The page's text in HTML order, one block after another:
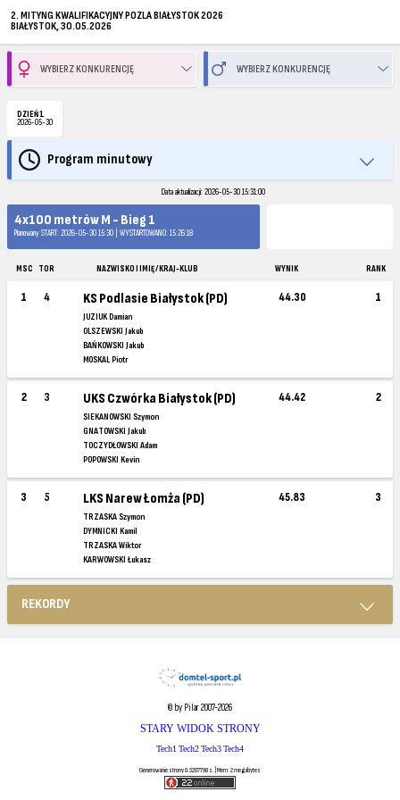
2. MITYNG KWALIFIKACYJNY POZLA BIAŁYSTOK 2026
BIAŁYSTOK, 30.05.2026
DZIEŃ 1
2026-05-30
Program minutowy
Data aktualizacji: 2026-05-30 15:31:00
4x100 metrów M - Bieg 1
Planowany START: 2026-05-30 15:30 | WYSTARTOWANO: 15:26:18
MSC TOR NAZWISKO I IMIĘ / KRAJ-KLUB WYNIK RANK
1 4 KS Podlasie Białystok (PD)
JUZIUK Damian
OLSZEWSKI Jakub
BAŃKOWSKI Jakub
MOSKAL Piotr
44.30 1
2 3 UKS Czwórka Białystok (PD)
SIEKANOWSKI Szymon
GNATOWSKI Jakub
TOCZYDŁOWSKI Adam
POPOWSKI Kevin
44.42 2
3 5 LKS Narew Łomża (PD)
TRZASKA Szymon
DYMNICKI Kamil
TRZASKA Wiktor
KARWOWSKI Łukasz
45.83 3
REKORDY
© by Pilar 2007-2026
STARY WIDOK STRONY
Tech1Tech2Tech3Tech4
Generowanie strony 0.5207798 s. | Mem: 2 megabytes